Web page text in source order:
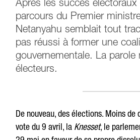
Après les succès électoraux
parcours du Premier
Netanyahu semblait tout
pas réussi à former une
gouvernementale. La parole
électeurs.
De nouveau, des élections. Moins de
vote du 9 avril, la Knesset, le